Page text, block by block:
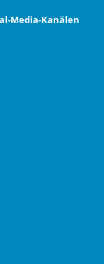
Media-Kanälen